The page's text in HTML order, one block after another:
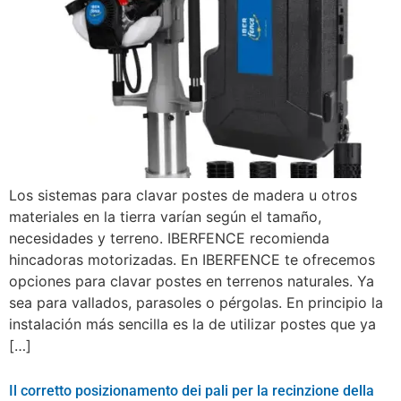
Los sistemas para clavar postes de madera u otros
materiales en la tierra varían según el tamaño,
necesidades y terreno. IBERFENCE recomienda
hincadoras motorizadas. En IBERFENCE te ofrecemos
opciones para clavar postes en terrenos naturales. Ya
sea para vallados, parasoles o pérgolas. En principio la
instalación más sencilla es la de utilizar postes que ya
[…]
Il corretto posizionamento dei pali per la recinzione della